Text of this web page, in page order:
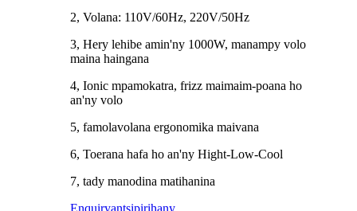
2, Volana: 110V/60Hz, 220V/50Hz
3, Hery lehibe amin'ny 1000W, manampy volo
maina haingana
4, Ionic mpamokatra, frizz maimaim-poana ho
an'ny volo
5, famolavolana ergonomika maivana
6, Toerana hafa ho an'ny Hight-Low-Cool
7, tady manodina matihanina